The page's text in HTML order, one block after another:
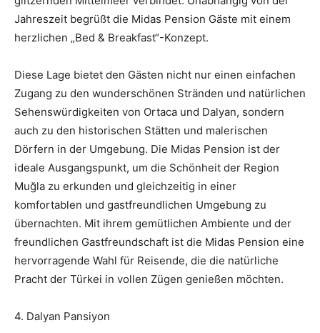
Jahreszeit begrüßt die Midas Pension Gäste mit einem
herzlichen „Bed & Breakfast“-Konzept.
Diese Lage bietet den Gästen nicht nur einen einfachen
Zugang zu den wunderschönen Stränden und natürlichen
Sehenswürdigkeiten von Ortaca und Dalyan, sondern
auch zu den historischen Stätten und malerischen
Dörfern in der Umgebung. Die Midas Pension ist der
ideale Ausgangspunkt, um die Schönheit der Region
Muğla zu erkunden und gleichzeitig in einer
komfortablen und gastfreundlichen Umgebung zu
übernachten. Mit ihrem gemütlichen Ambiente und der
freundlichen Gastfreundschaft ist die Midas Pension eine
hervorragende Wahl für Reisende, die die natürliche
Pracht der Türkei in vollen Zügen genießen möchten.
4. Dalyan Pansiyon